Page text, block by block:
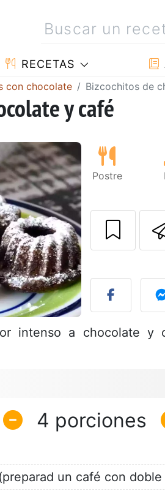
RECETAS
con chocolate Bizcochitos de
y café
Siguiente
Postre
intenso a chocolate y
4
un café con doble